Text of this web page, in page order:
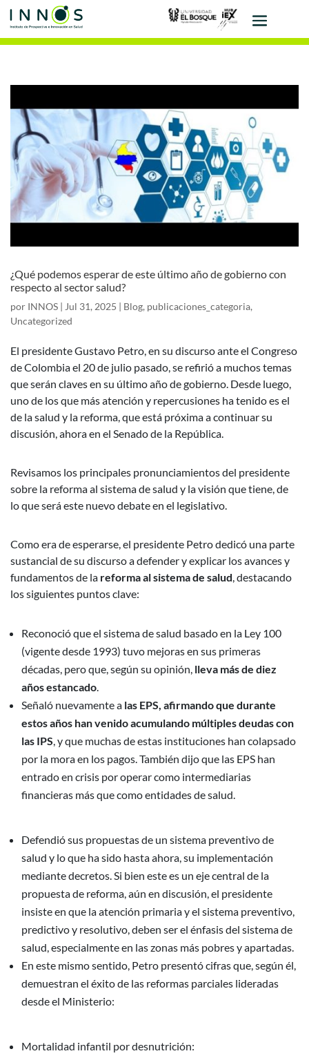
¿Qué podemos esperar de este último año de gobierno con
respecto al sector salud?
por INNOS | Jul 31, 2025 | Blog, publicaciones_categoria,
Uncategorized
El presidente Gustavo Petro, en su discurso ante el Congreso
de Colombia el 20 de julio pasado, se refirió a muchos temas
que serán claves en su último año de gobierno. Desde luego,
uno de los que más atención y repercusiones ha tenido es el
de la salud y la reforma, que está próxima a continuar su
discusión, ahora en el Senado de la República.
Revisamos los principales pronunciamientos del presidente
sobre la reforma al sistema de salud y la visión que tiene, de
lo que será este nuevo debate en el legislativo.
Como era de esperarse, el presidente Petro dedicó una parte
sustancial de su discurso a defender y explicar los avances y
fundamentos de la reforma al sistema de salud, destacando
los siguientes puntos clave:
Reconoció que el sistema de salud basado en la Ley 100
(vigente desde 1993) tuvo mejoras en sus primeras
décadas, pero que, según su opinión, lleva más de diez
años estancado.
Señaló nuevamente a las EPS, afirmando que durante
estos años han venido acumulando múltiples deudas con
las IPS, y que muchas de estas instituciones han colapsado
por la mora en los pagos. También dijo que las EPS han
entrado en crisis por operar como intermediarias
financieras más que como entidades de salud.
Defendió sus propuestas de un sistema preventivo de
salud y lo que ha sido hasta ahora, su implementación
mediante decretos. Si bien este es un eje central de la
propuesta de reforma, aún en discusión, el presidente
insiste en que la atención primaria y el sistema preventivo,
predictivo y resolutivo, deben ser el énfasis del sistema de
salud, especialmente en las zonas más pobres y apartadas.
En este mismo sentido, Petro presentó cifras que, según él,
demuestran el éxito de las reformas parciales lideradas
desde el Ministerio:
Mortalidad infantil por desnutrición: